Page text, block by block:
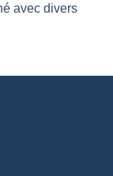
avec divers